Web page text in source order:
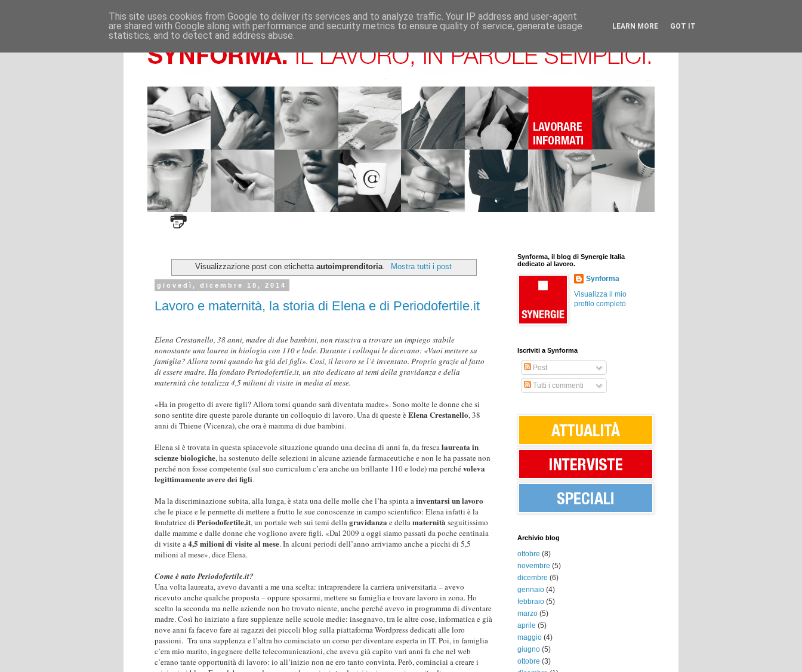
Visualizzazione post con etichettaautoimprenditoria Mostra tutti i post
giovedì, dicembre 18, 2014
Lavoro e maternità, la storia di Elena e di Periodofertile.it
Elena Crestanello, 38 anni, madre di due bambini, non riusciva a trovare un impiego stabile
nonostante una laurea in biologia con 110 e lode. Durante i colloqui le dicevano: «Vuoi mettere su
famiglia? Allora torni quando ha già dei figli». Così, il lavoro se l’è inventato. Proprio grazie al fatto
di essere madre. Ha fondato Periodofertile.it, un sito dedicato ai temi della gravidanza e della
maternità che totalizza 4,5 milioni di visite in media al mese.
«Ha in progetto di avere figli? Allora torni quando sarà diventata madre». Sono molte le donne che si
sono sentite dire queste parole durante un colloquio di lavoro. Una di queste èElena Crestanello, 38
anni di Thiene (Vicenza), che ora è mamma di due bambini.
Elena si è trovata in questa spiacevole situazione quando una decina di anni fa, da fresca laureata in
scienze biologiche, ha sostenuto delle selezioni in alcune aziende farmaceutiche e non le ha passate non
perché non fosse competente (sul suo curriculum c’era anche un brillante 110 e lode) ma perchévoleva
legittimamente avere dei figli.
Ma la discriminazione subita, alla lunga, è stata una delle molle che l’ha spinta a inventarsi un lavoro
che le piace e le permette di mettere a frutto le sue conoscenze in campo scientifico: Elena infatti è la
fondatrice di Periodofertile.it, un portale web sui temi della gravidanza e della maternità seguitissimo
dalle mamme e dalle donne che vogliono avere figli. «Dal 2009 a oggi siamo passati da poche centinaia
di visite a 4,5 milioni di visite al mese. In alcuni periodi dell’anno arriviamo anche a picchi di 5,5
milioni al mese», dice Elena.
Come è nato Periodofertile.it?
Una volta laureata, avevo davanti a me una scelta: intraprendere la carriera universitaria – avevo
ricevuto anche qualche proposta – oppure sposarmi, mettere su famiglia e trovare lavoro in zona. Ho
scelto la seconda ma nelle aziende non ho trovato niente, anche perché avevo in programma di diventare
madre. Così ho iniziato a fare supplenze nelle scuole medie: insegnavo, tra le altre cose, informatica e già
nove anni fa facevo fare ai ragazzi dei piccoli blog sulla piattaforma Wordpress dedicati alle loro
passioni. Tra una supplenza e l’altra ho cominciato un corso per diventare esperta in IT. Poi, in famiglia
c’era mio marito, ingegnere delle telecomunicazioni, che aveva già capito vari anni fa che nel web
c’erano tante opportunità di lavoro: io all’inizio non ne ero tanto convinta. Però, cominciai a creare i
Synforma, il blog di Synergie Italia
dedicato al lavoro.
Synforma
Visualizza il mio
profilo completo
Iscriviti a Synforma
Post
Tutti i commenti
Archivio blog
ottobre (8)
novembre (5)
dicembre (6)
gennaio (4)
febbraio (5)
marzo (5)
aprile (5)
maggio (4)
giugno (5)
ottobre (3)
This site uses cookies from Google to deliver its services and to analyze traffic. Your IP address and user-agent
are shared with Google along with performance and security metrics to ensure quality of service, generate usage
statistics, and to detect and address abuse.
LEARN MORE GOT IT